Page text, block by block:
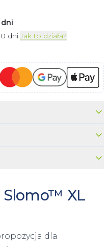
dni
dni.Jak to działa?
XL
dla